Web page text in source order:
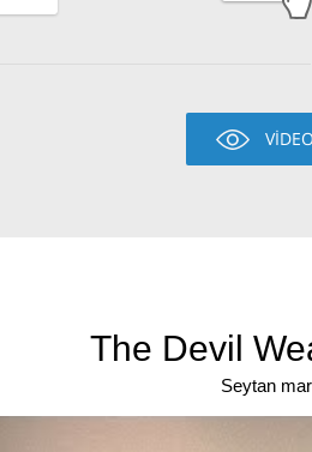
The Devil
Seytan